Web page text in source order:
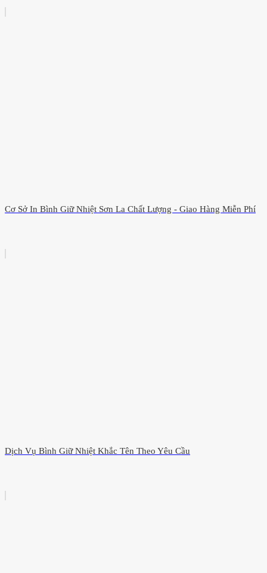
Cơ Sở In Bình Giữ Nhiệt Sơn La Chất Lượng - Giao Hàng Miễn Phí
Dịch Vụ Bình Giữ Nhiệt Khắc Tên Theo Yêu Cầu